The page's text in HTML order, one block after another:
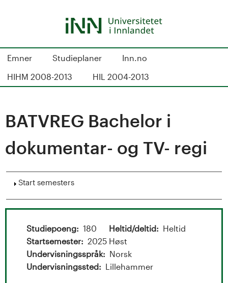
S
d
a
Emner Studieplaner
Inn.no
HIHM 2008-2013
HIL 2004-2013
BATVREG Bachelor i
dokumentar- og TV- regi
Show
Start semesters
Studiepoeng 180 Heltid/deltid
Heltid
Startsemester
2025 Høst
Undervisningsspråk
Norsk
Undervisningssted
Lillehammer